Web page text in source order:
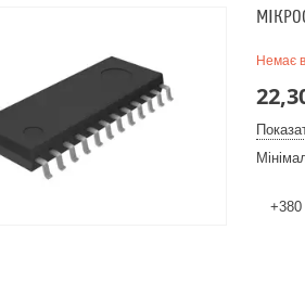
Немає
+380